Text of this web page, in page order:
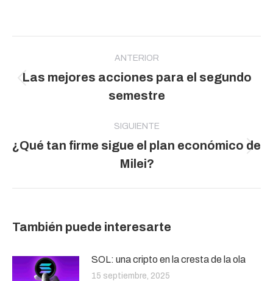
publicaciones
ANTERIOR
Publicación
anterior:
Las mejores acciones para el segundo
semestre
SIGUIENTE
Publicación
siguiente:
¿Qué tan firme sigue el plan económico de
Milei?
También puede interesarte
SOL: una cripto en la cresta de la ola
15 septiembre, 2025